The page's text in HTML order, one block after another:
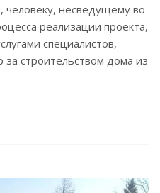
человеку, несведущему во
реализации проекта,
специалистов,
строительством дома из